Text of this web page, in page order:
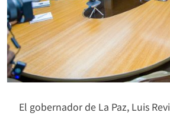
El gobernador de La Paz, Luis